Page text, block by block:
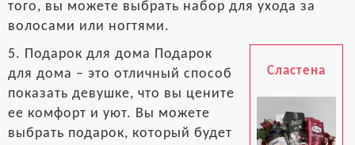
того, вы можете выбрать набор для ухода за
волосами или ногтями.
Сластена
5. Подарок для дома Подарок
для дома – это отличный способ
показать девушке, что вы цените
ее комфорт и уют. Вы можете
выбрать подарок, который будет